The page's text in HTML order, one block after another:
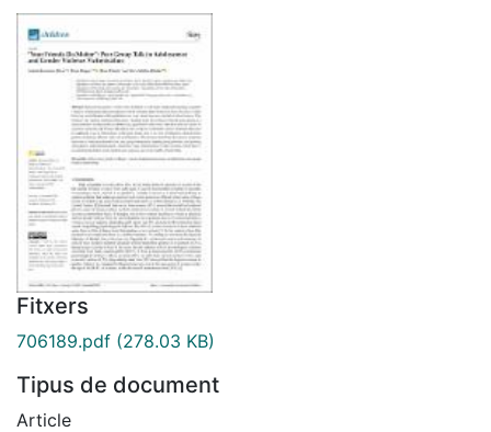
Fitxers
706189.pdf (278.03 KB)
Tipus de document
Article